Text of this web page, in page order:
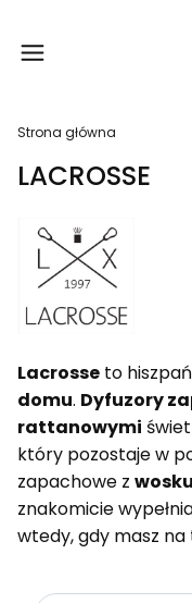
Strona główna
LACROSSE
Lacrosse to
domu. Dyfuzory
rattanowymi
który pozostaje w
zapachowe z
znakomicie
wtedy, gdy masz